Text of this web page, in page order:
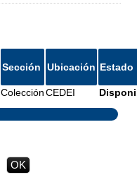
Sección Ubicación Estado
ColecciónCEDEI